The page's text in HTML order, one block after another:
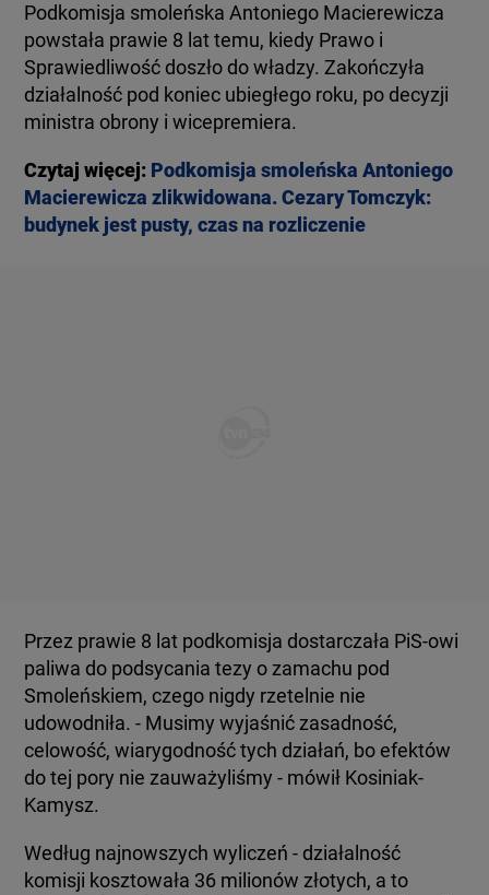
Podkomisja smoleńska Antoniego Macierewicza
powstała prawie 8 lat temu, kiedy Prawo i
Sprawiedliwość doszło do władzy. Zakończyła
działalność pod koniec ubiegłego roku, po decyzji
ministra obrony i wicepremiera.
Czytaj więcej: Podkomisja smoleńska Antoniego
Macierewicza zlikwidowana. Cezary Tomczyk:
budynek jest pusty, czas na rozliczenie
Przez prawie 8 lat podkomisja dostarczała PiS-owi
paliwa do podsycania tezy o zamachu pod
Smoleńskiem, czego nigdy rzetelnie nie
udowodniła. - Musimy wyjaśnić zasadność,
celowość, wiarygodność tych działań, bo efektów
do tej pory nie zauważyliśmy - mówił Kosiniak-
Kamysz.
Według najnowszych wyliczeń - działalność
komisji kosztowała 36 milionów złotych, a to